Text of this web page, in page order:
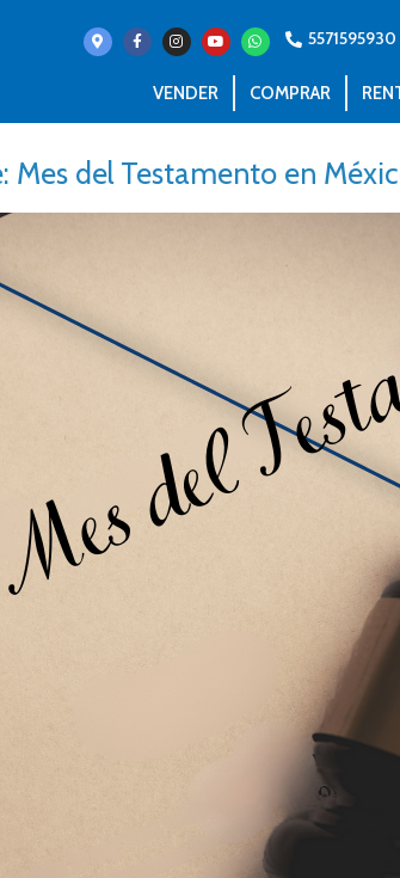
5571595930
VENDER COMPRAR
Mes del Testamento en